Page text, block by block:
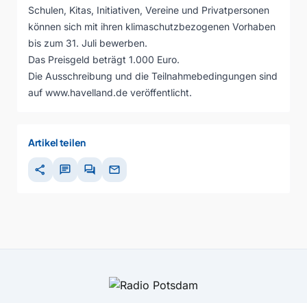
Schulen, Kitas, Initiativen, Vereine und Privatpersonen
können sich mit ihren klimaschutzbezogenen Vorhaben
bis zum 31. Juli bewerben.
Das Preisgeld beträgt 1.000 Euro.
Die Ausschreibung und die Teilnahmebedingungen sind
auf www.havelland.de veröffentlicht.
Artikel teilen
share chat forum mail